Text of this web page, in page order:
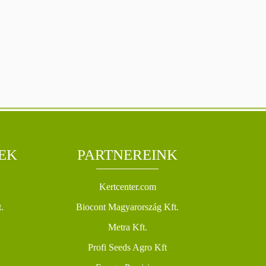
PARTNEREINK
Kertcenter.com
Biocont Magyarország Kft.
Metra Kft.
Profi Seeds Agro Kft